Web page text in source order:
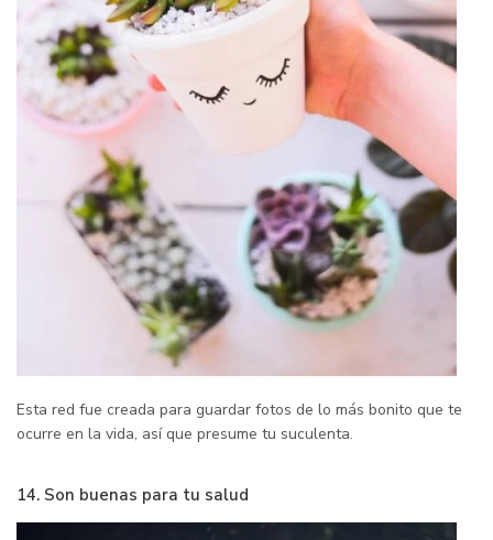
Esta red fue creada para guardar fotos de lo más bonito que te
ocurre en la vida, así que presume tu suculenta.
14. Son buenas para tu salud